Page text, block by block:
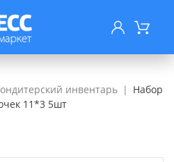
инвентарь
Набор
11*3 5шт